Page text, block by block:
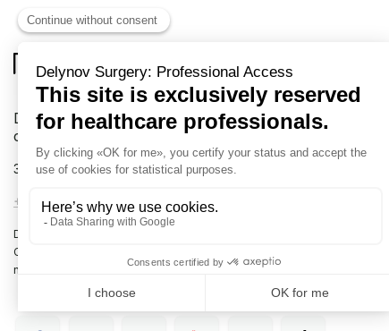
Delynov Chirurgie votre fournisseur exclusif en
chirurgie
31 rue Boulay de la Meurthe 88000 EPINAL France
+33 (0)3 72 54 02 57-info@delynov.fr
Dispositifs médicaux à destination des professionnels de la santé.
Classe I, II et III. Lire attentivement les instructions figurant dans les
notices et manuels d’utilisation.